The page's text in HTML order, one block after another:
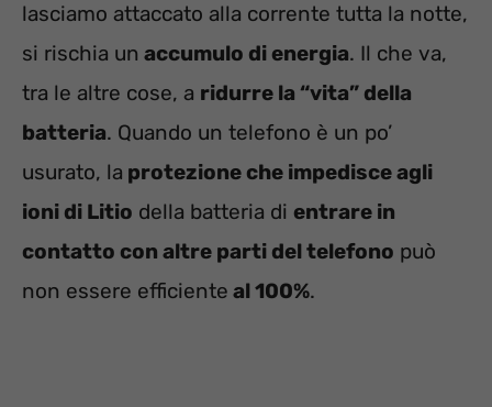
lasciamo attaccato alla corrente tutta la notte,
si rischia un accumulo di energia. Il che va,
tra le altre cose, a ridurre la “vita” della
batteria. Quando un telefono è un po’
usurato, la protezione che impedisce agli
ioni di Litio della batteria di entrare in
contatto con altre parti del telefono può
non essere efficiente al 100%.